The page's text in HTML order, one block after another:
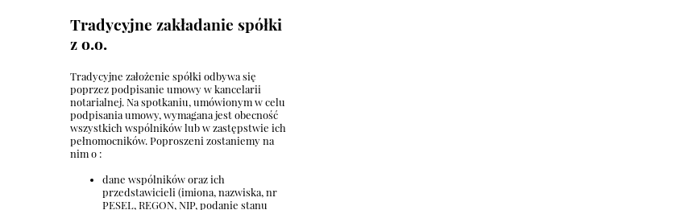
Tradycyjne zakładanie spółki
z o.o.
Tradycyjne założenie spółki odbywa się
poprzez podpisanie umowy w kancelarii
notarialnej. Na spotkaniu, umówionym w celu
podpisania umowy, wymagana jest obecność
wszystkich wspólników lub w zastępstwie ich
pełnomocników. Poproszeni zostaniemy na
nim o :
dane wspólników oraz ich
przedstawicieli (imiona, nazwiska, nr
PESEL, REGON, NIP, podanie stanu